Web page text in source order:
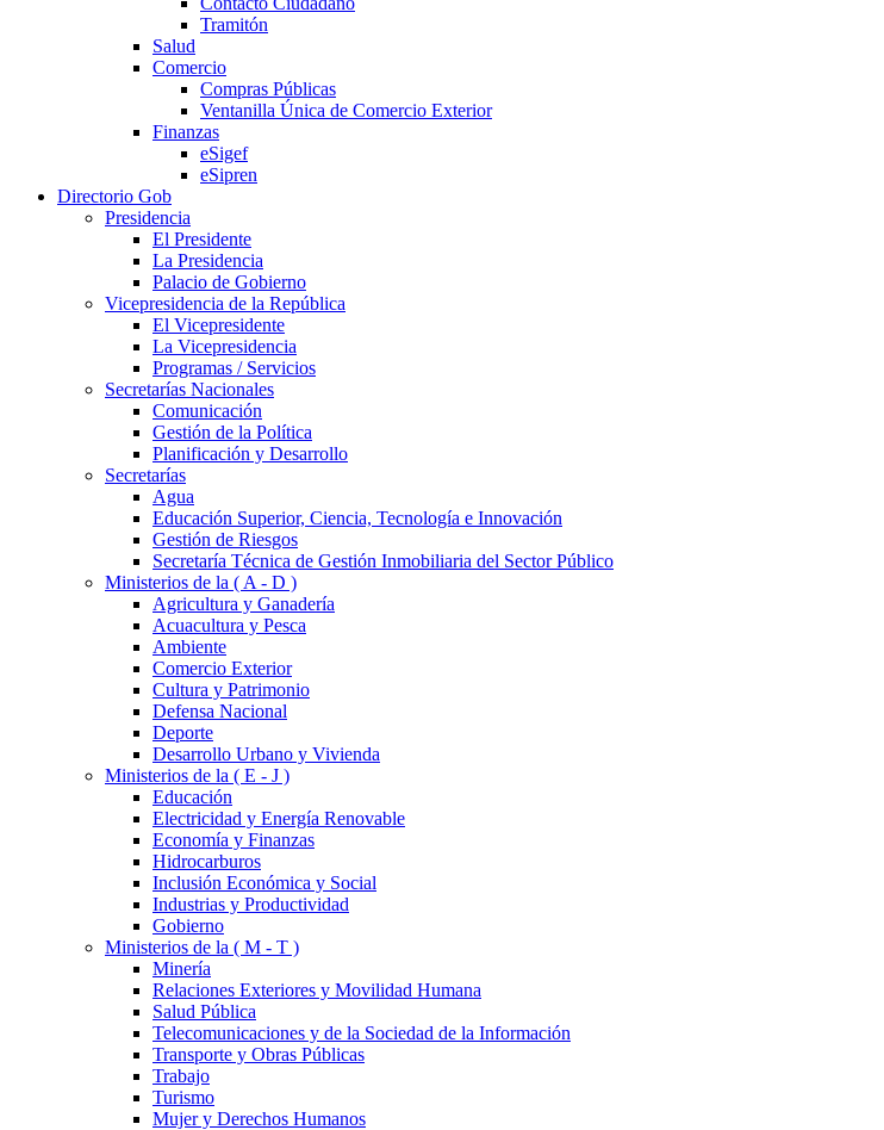
Tramitón
Salud
Comercio
Compras Públicas
Ventanilla Única de Comercio Exterior
Finanzas
eSigef
eSipren
Directorio Gob
Presidencia
El Presidente
La Presidencia
Palacio de Gobierno
Vicepresidencia de la República
El Vicepresidente
La Vicepresidencia
Programas / Servicios
Secretarías Nacionales
Comunicación
Gestión de la Política
Planificación y Desarrollo
Secretarías
Agua
Educación Superior, Ciencia, Tecnología e Innovación
Gestión de Riesgos
Secretaría Técnica de Gestión Inmobiliaria del Sector Público
Ministerios de la ( A - D )
Agricultura y Ganadería
Acuacultura y Pesca
Ambiente
Comercio Exterior
Cultura y Patrimonio
Defensa Nacional
Deporte
Desarrollo Urbano y Vivienda
Ministerios de la ( E - J )
Educación
Electricidad y Energía Renovable
Economía y Finanzas
Hidrocarburos
Inclusión Económica y Social
Industrias y Productividad
Gobierno
Ministerios de la ( M - T )
Minería
Relaciones Exteriores y Movilidad Humana
Salud Pública
Telecomunicaciones y de la Sociedad de la Información
Transporte y Obras Públicas
Trabajo
Turismo
Mujer y Derechos Humanos